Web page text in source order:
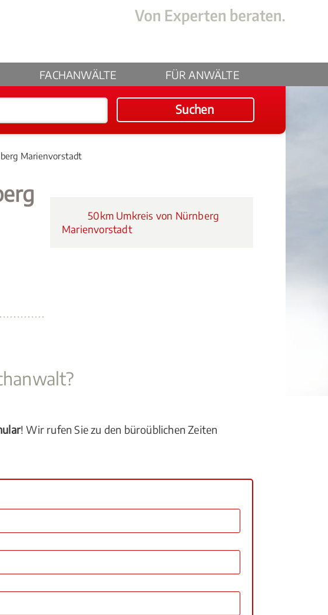
FACHANWÄLTE FÜR ANWÄLTE
Suchen
Marienvorstadt
50km Umkreis von Nürnberg
Marienvorstadt
! Wir rufen Sie zu den büroüblichen Zeiten